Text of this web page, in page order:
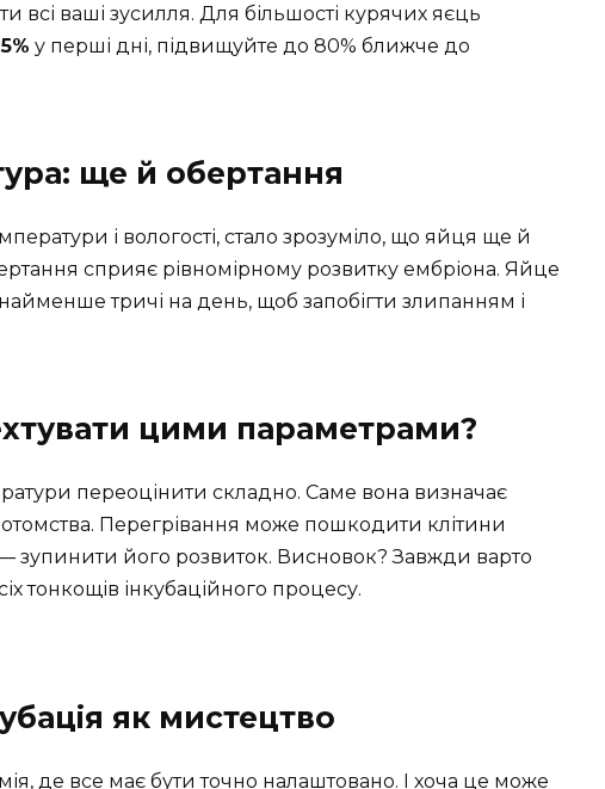
всі ваші зусилля. Для більшості курячих яєць
у перші дні, підвищуйте до 80% ближче до
ще й обертання
і вологості, стало зрозуміло, що яйця ще й
сприяє рівномірному розвитку ембріона. Яйце
тричі на день, щоб запобігти злипанням і
цими параметрами?
переоцінити складно. Саме вона визначає
Перегрівання може пошкодити клітини
зупинити його розвиток. Висновок? Завжди варто
тонкощів інкубаційного процесу.
як мистецтво
де все має бути точно налаштовано. І хоча це може